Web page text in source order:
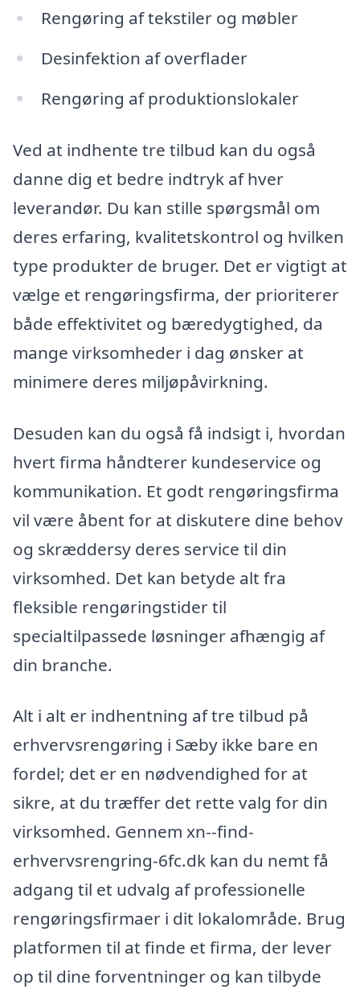
Rengøring af tekstiler og møbler
Desinfektion af overflader
Rengøring af produktionslokaler
Ved at indhente tre tilbud kan du også
danne dig et bedre indtryk af hver
leverandør. Du kan stille spørgsmål om
deres erfaring, kvalitetskontrol og hvilken
type produkter de bruger. Det er vigtigt at
vælge et rengøringsfirma, der prioriterer
både effektivitet og bæredygtighed, da
mange virksomheder i dag ønsker at
minimere deres miljøpåvirkning.
Desuden kan du også få indsigt i, hvordan
hvert firma håndterer kundeservice og
kommunikation. Et godt rengøringsfirma
vil være åbent for at diskutere dine behov
og skræddersy deres service til din
virksomhed. Det kan betyde alt fra
fleksible rengøringstider til
specialtilpassede løsninger afhængig af
din branche.
Alt i alt er indhentning af tre tilbud på
erhvervsrengøring i Sæby ikke bare en
fordel; det er en nødvendighed for at
sikre, at du træffer det rette valg for din
virksomhed. Gennem xn--find-
erhvervsrengring-6fc.dk kan du nemt få
adgang til et udvalg af professionelle
rengøringsfirmaer i dit lokalområde. Brug
platformen til at finde et firma, der lever
op til dine forventninger og kan tilbyde